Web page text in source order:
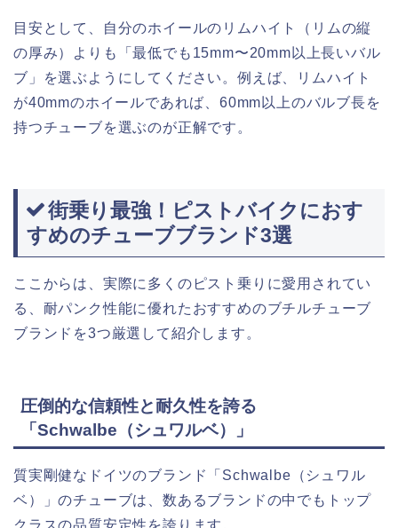
目安として、自分のホイールのリムハイト（リムの縦
の厚み）よりも「最低でも15mm〜20mm以上長いバル
ブ」を選ぶようにしてください。例えば、リムハイト
が40mmのホイールであれば、60mm以上のバルブ長を
持つチューブを選ぶのが正解です。
街乗り最強！ピストバイクにおす
すめのチューブブランド3選
ここからは、実際に多くのピスト乗りに愛用されてい
る、耐パンク性能に優れたおすすめのブチルチューブ
ブランドを3つ厳選して紹介します。
圧倒的な信頼性と耐久性を誇る
「Schwalbe（シュワルベ）」
質実剛健なドイツのブランド「Schwalbe（シュワル
ベ）」のチューブは、数あるブランドの中でもトップ
クラスの品質安定性を誇ります。